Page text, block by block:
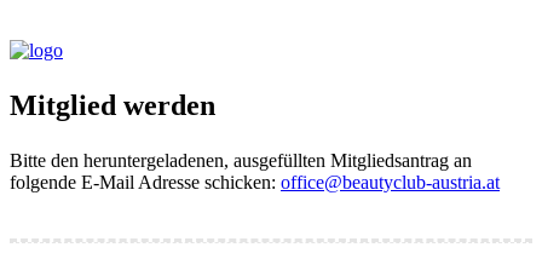
Mitglied werden
Bitte den heruntergeladenen, ausgefüllten Mitgliedsantrag an
folgende E-Mail Adresse schicken: office@beautyclub-austria.at